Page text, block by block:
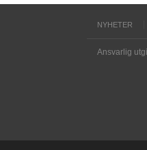
NYHETER
Ansvarlig